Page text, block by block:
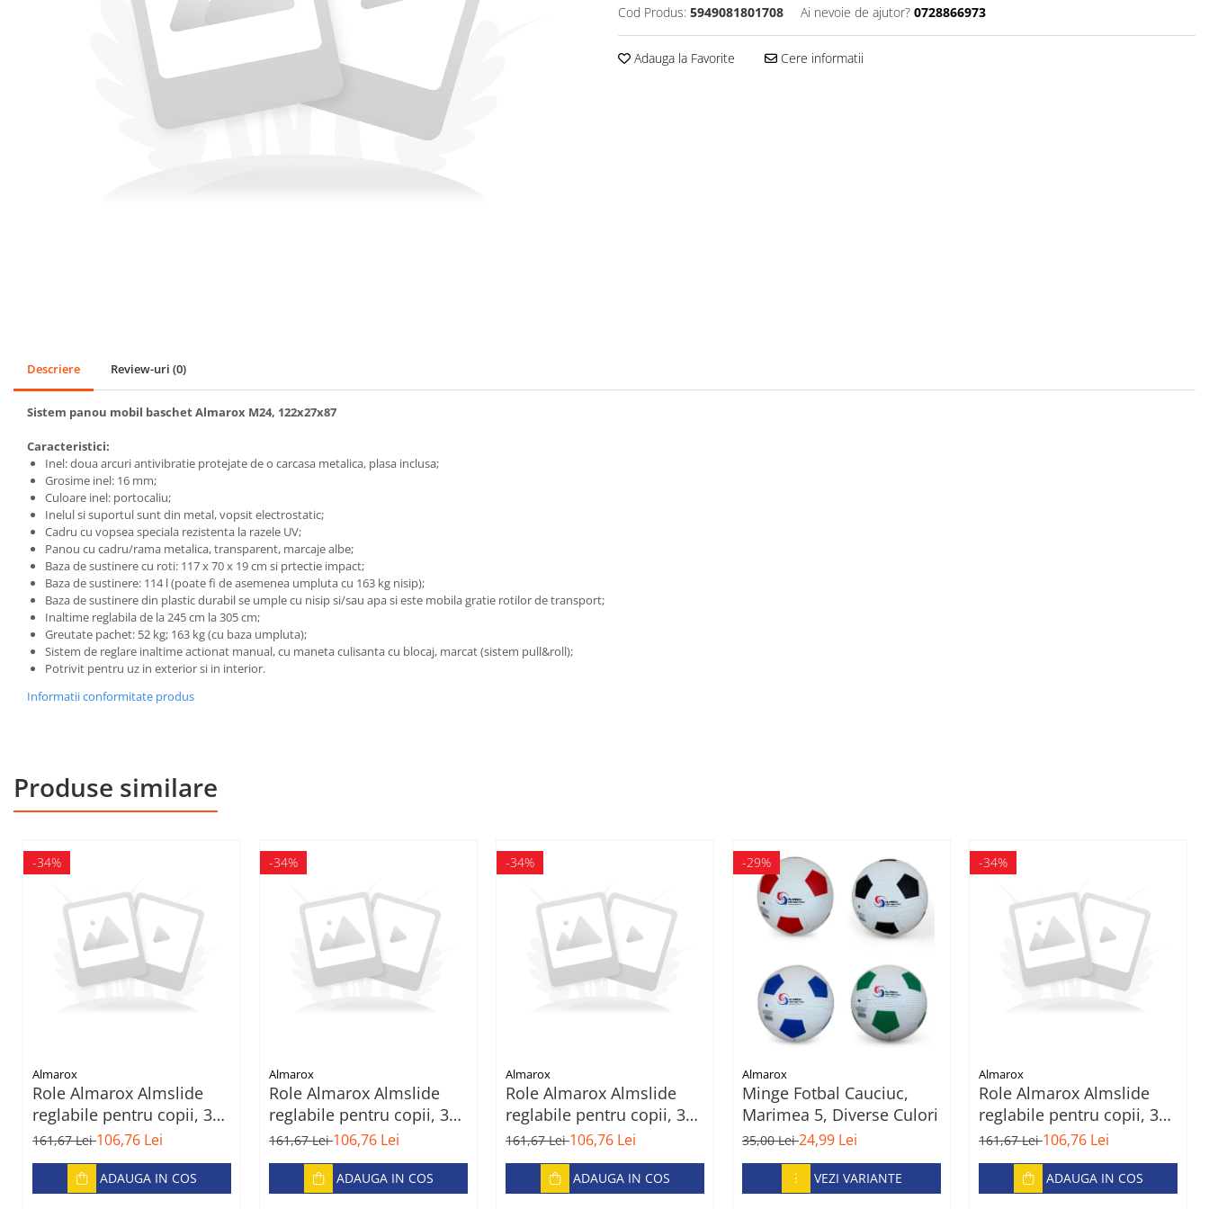
Ochelari si accesorii Inot
Cod Produs: 5949081801708 Ai nevoie de ajutor? 0728866973
Adauga la Favorite Cere informatii
Descriere Review-uri (0)
Sistem panou mobil baschet Almarox M24, 122x27x87
Caracteristici:
Inel: doua arcuri antivibratie protejate de o carcasa metalica, plasa inclusa;
Grosime inel: 16 mm;
Culoare inel: portocaliu;
Inelul si suportul sunt din metal, vopsit electrostatic;
Cadru cu vopsea speciala rezistenta la razele UV;
Panou cu cadru/rama metalica, transparent, marcaje albe;
Baza de sustinere cu roti: 117 x 70 x 19 cm si prtectie impact;
Baza de sustinere: 114 l (poate fi de asemenea umpluta cu 163 kg nisip);
Baza de sustinere din plastic durabil se umple cu nisip si/sau apa si este mobila gratie rotilor de transport;
Inaltime reglabila de la 245 cm la 305 cm;
Greutate pachet: 52 kg; 163 kg (cu baza umpluta);
Sistem de reglare inaltime actionat manual, cu maneta culisanta cu blocaj, marcat (sistem pull&roll);
Potrivit pentru uz in exterior si in interior.
Informatii conformitate produs
Produse similare
-34%
Almarox
Role Almarox Almslide
reglabile pentru copii, 35-
38, Albastru
161,67 Lei106,76 Lei
ADAUGA IN COS
-34%
Almarox
Role Almarox Almslide
reglabile pentru copii, 31-
34, Albastru
161,67 Lei106,76 Lei
ADAUGA IN COS
-34%
Almarox
Role Almarox Almslide
reglabile pentru copii, 39-
42, Roz
161,67 Lei106,76 Lei
ADAUGA IN COS
-29%
Almarox
Minge Fotbal Cauciuc,
Marimea 5, Diverse Culori
35,00 Lei24,99 Lei
VEZI VARIANTE
-34%
Almarox
Role Almarox Almslide
reglabile pentru copii, 39-
42, Albastru
161,67 Lei106,76 Lei
ADAUGA IN COS